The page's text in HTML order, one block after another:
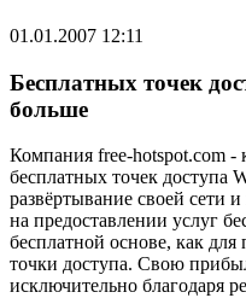
01.01.2007 12:11
Бесплатных точек
больше
Компания free-hotspot.com -
бесплатных точек доступа
развёртывание своей сети
на предоставлении услуг
бесплатной основе, как для
точки доступа. Свою
исключительно благодаря